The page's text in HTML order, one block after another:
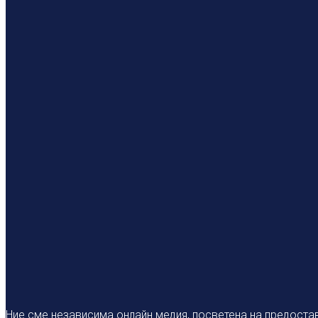
Ние сме независима онлайн медия, посветена на